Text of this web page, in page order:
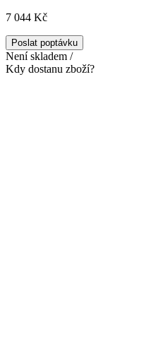
7 044 Kč
Poslat poptávku
Není skladem /
Kdy dostanu zboží?